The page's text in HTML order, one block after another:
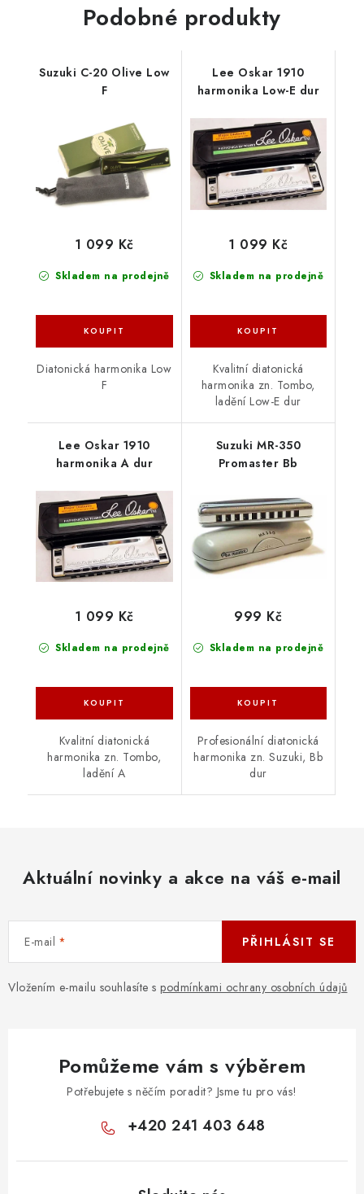
Podobné produkty
Suzuki C-20 Olive Low
F
Skladem na prodejně
1 099 Kč
Diatonická harmonika Low
F
Lee Oskar 1910
harmonika Low-E dur
Skladem na prodejně
1 099 Kč
Kvalitní diatonická
harmonika zn. Tombo,
ladění Low-E dur
Lee Oskar 1910
harmonika A dur
Skladem na prodejně
1 099 Kč
Kvalitní diatonická
harmonika zn. Tombo,
ladění A
Suzuki MR-350
Promaster Bb
Skladem na prodejně
999 Kč
Profesionální diatonická
harmonika zn. Suzuki, Bb
dur
Aktuální novinky a akce na váš e-mail
E-mail
Vložením e-mailu souhlasíte s podmínkami ochrany osobních údajů
PŘIHLÁSIT SE
Pomůžeme vám s výběrem
Potřebujete s něčím poradit? Jsme tu pro vás!
+420 241 403 648